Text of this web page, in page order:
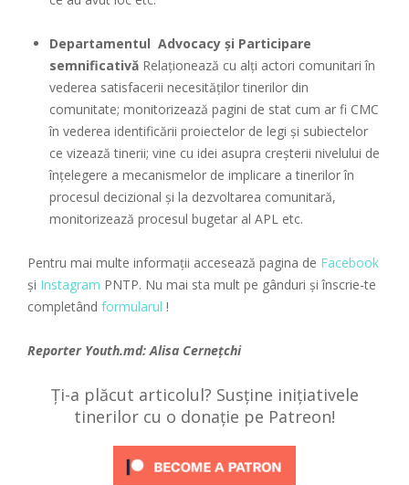
Departamentul Advocacy și Participare
semnificativă Relaționează cu alți actori comunitari în
vederea satisfacerii necesităților tinerilor din
comunitate; monitorizează pagini de stat cum ar fi CMC
în vederea identificării proiectelor de legi și subiectelor
ce vizează tinerii; vine cu idei asupra creșterii nivelului de
înțelegere a mecanismelor de implicare a tinerilor în
procesul decizional și la dezvoltarea comunitară,
monitorizează procesul bugetar al APL etc.
Pentru mai multe informații accesează pagina de Facebook
și Instagram PNTP. Nu mai sta mult pe gânduri și înscrie-te
completând formularul !
Reporter Youth.md: Alisa Cernețchi
Ți-a plăcut articolul? Susține inițiativele
tinerilor cu o donație pe Patreon!